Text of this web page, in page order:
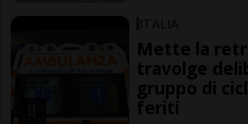
ITALIA
Mette la
travolge
gruppo di
feriti